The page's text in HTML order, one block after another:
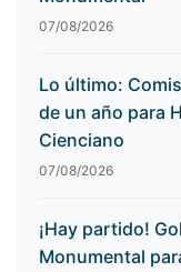
07/08/2026
Lo último:
de un año para
Cienciano
07/08/2026
¡Hay partido!
Monumental